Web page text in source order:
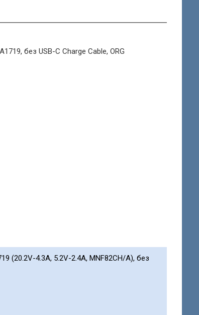
без USB-C Charge Cable, ORG
(20.2V-4.3A, 5.2V-2.4A, MNF82CH/A), без